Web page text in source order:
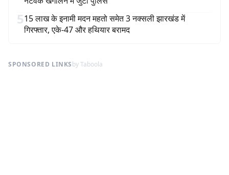
515 लाख के इनामी मदन महतो समेत 3 नक्सली झारखंड में
गिरफ्तार, एके-47 और हथियार बरामद
SPONSORED LINKSby Taboola